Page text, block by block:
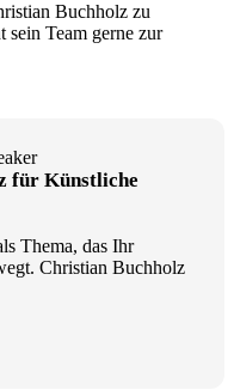
Buchholz zu
Team gerne zur
für Künstliche
Thema, das Ihr
Christian Buchholz